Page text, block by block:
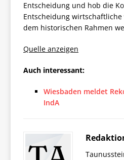
Entscheidung und hob die
Entscheidung
dem historischen Rahmen
Quelle anzeigen
Auch interessant:
Wiesbaden meldet
IndA